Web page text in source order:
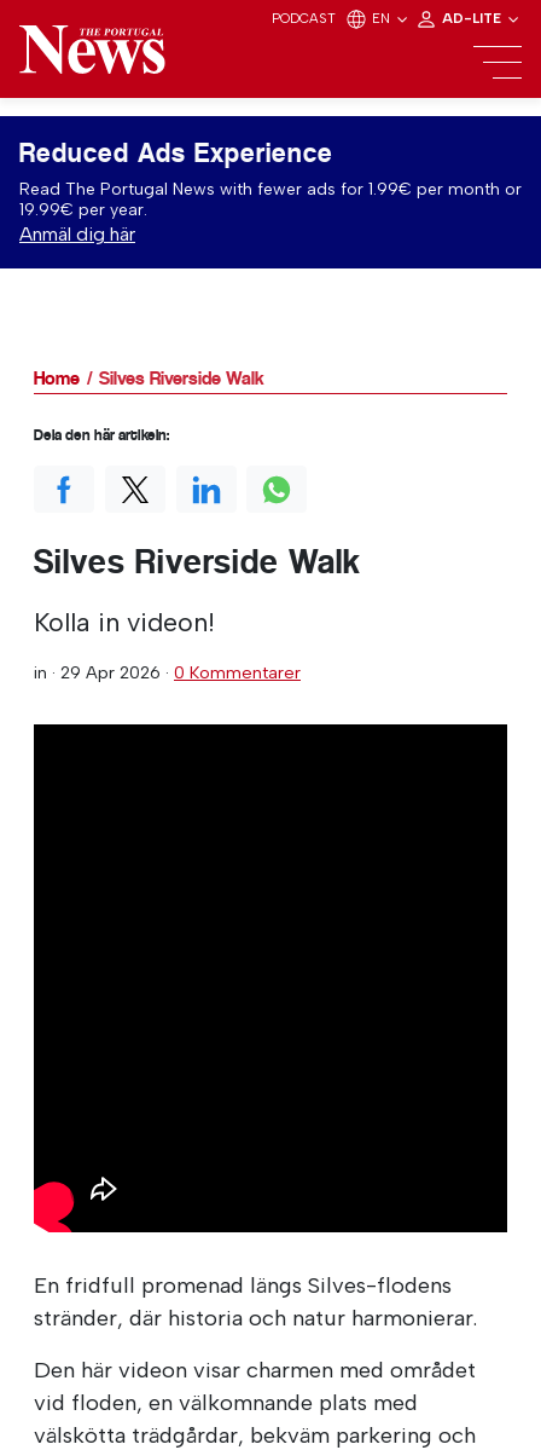
PODCAST EN AD-LITE
Reduced Ads Experience
Read The Portugal News with fewer ads for 1.99€ per month or
19.99€ per year.
Anmäl dig här
Home Silves Riverside Walk
Silves Riverside Walk
Kolla in videon!
in · 29 Apr 2026 · 0 Kommentarer
En fridfull promenad längs Silves-flodens
stränder, där historia och natur harmonierar.
Den här videon visar charmen med området
vid floden, en välkomnande plats med
välskötta trädgårdar, bekväm parkering och
Dela den här artikeln: